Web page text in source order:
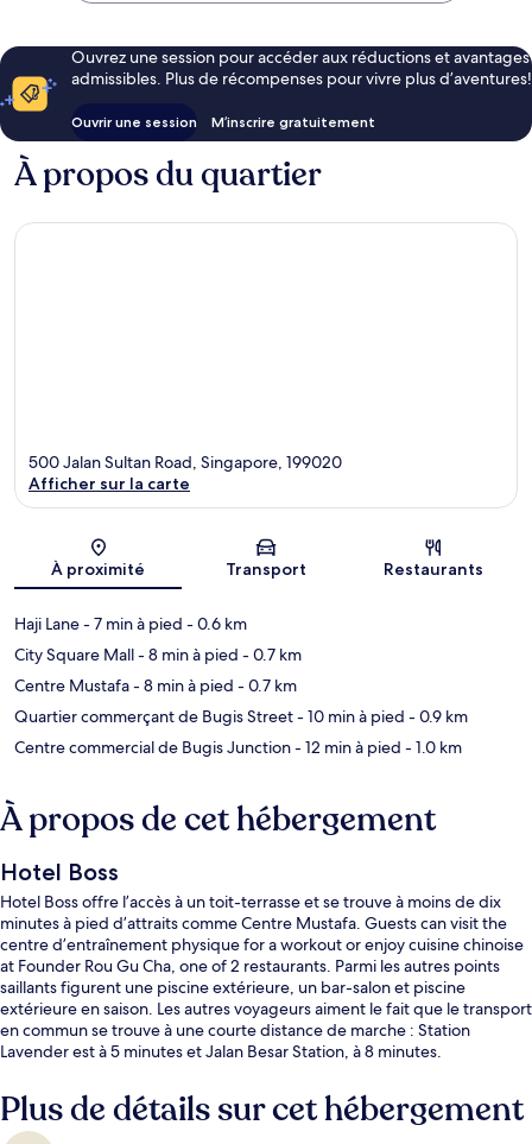
Ouvrez une session pour accéder aux réductions et avantages
admissibles. Plus de récompenses pour vivre plus d’aventures!
Ouvrir une session M’inscrire gratuitement
À propos du quartier
Carte
500 Jalan Sultan Road, Singapore, 199020
Afficher sur la carte
À proximité Transport Restaurants
Haji Lane- 7 min à pied - 0.6 km
City Square Mall- 8 min à pied - 0.7 km
Centre Mustafa- 8 min à pied - 0.7 km
Quartier commerçant de Bugis Street- 10 min à pied - 0.9 km
Centre commercial de Bugis Junction- 12 min à pied - 1.0 km
À propos de cet hébergement
Hotel Boss
Hotel Boss offre l’accès à un toit-terrasse et se trouve à moins de dix
minutes à pied d’attraits comme Centre Mustafa. Guests can visit the
centre d’entraînement physique for a workout or enjoy cuisine chinoise
at Founder Rou Gu Cha, one of 2 restaurants. Parmi les autres points
saillants figurent une piscine extérieure, un bar-salon et piscine
extérieure en saison. Les autres voyageurs aiment le fait que le transport
en commun se trouve à une courte distance de marche : Station
Lavender est à 5 minutes et Jalan Besar Station, à 8 minutes.
Plus de détails sur cet hébergement